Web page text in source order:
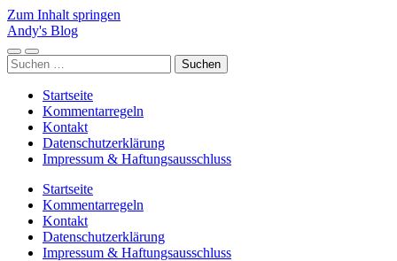
Zum Inhalt springen
Andy's Blog
Mobile-
Menü
Suchfeld
ein-/ausblenden
Suchen
nach:
Startseite
Kommentarregeln
Kontakt
Datenschutzerklärung
Impressum & Haftungsausschluss
Startseite
Kommentarregeln
Kontakt
Datenschutzerklärung
Impressum & Haftungsausschluss